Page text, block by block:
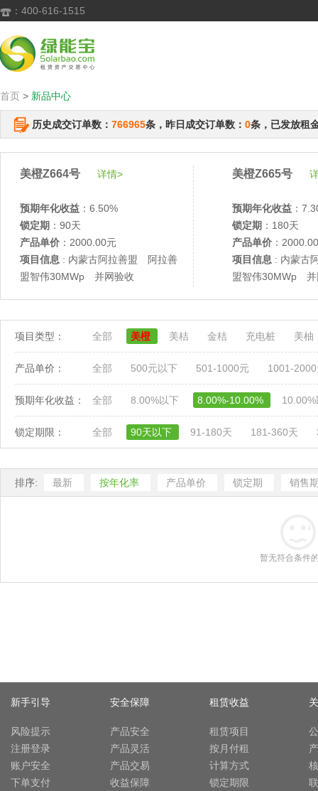
 ：400-616-1515
首页 > 新品中心
历史成交订单数： 766965条，昨日成交订单数： 0条，已发放租
美橙Z664号 详情>
预期年化收益 ：6.50%
锁定期 ：90天
产品单价 ：2000.00元
项目信息 : 内蒙古阿拉善盟 阿拉善
盟智伟30MWp 并网验收
美橙Z665号
预期年化收益 ：
锁定期 ：180天
产品单价 ：
项目信息 : 内蒙古
盟智伟30MWp 并
项目类型： 全部 美橙 美桔 金桔 充电桩 美柚
产品单价： 全部 500元以下 501-1000元 1001-
预期年化收益： 全部 8.00%以下 8.00%-10.00%
锁定期限： 全部 90天以下 91-180天 181-360天
排序: 最新 按年化率 产品单价 锁定期 销售
暂无符合条件
新手引导
风险提示
注册登录
账户安全
下单支付
安全保障
产品安全
产品灵活
产品交易
收益保障
租赁收益
租赁项目
按月付租
计算方式
锁定期限